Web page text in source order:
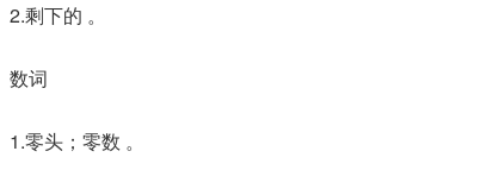
2.剩下的 。
数词
1.零头；零数 。